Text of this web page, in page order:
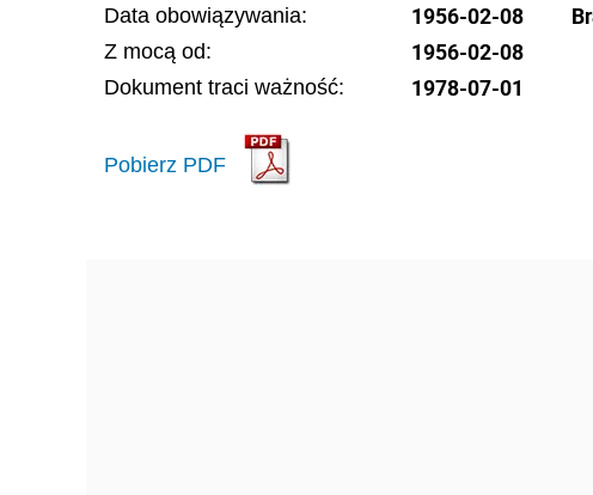
Data obowiązywania: 1956-02-08
Z mocą od: 1956-02-08
Dokument traci ważność: 1978-07-01
Pobierz PDF